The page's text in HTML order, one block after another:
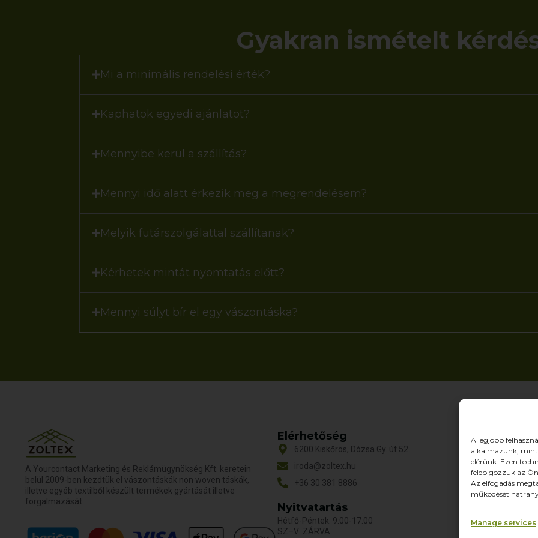
A legjobb
alkalmazunk, mint
elérünk. Ezen
feldolgozzuk az
Az elfogadás
működését
Manage services
Gyakran ismételt
Mi a minimális rendelési érték?
Kaphatok egyedi ajánlatot?
Mennyibe kerül a szállítás?
Mennyi idő alatt érkezik meg a megrendelésem?
Melyik futárszolgálattal szállítanak?
Kérhetek mintát nyomtatás előtt?
Mennyi súlyt bír el egy vászontáska?
A Yourcontact Marketing és Reklámügynökség Kft. keretein
belül 2009-ben kezdtük el vászontáskák non woven táskák,
illetve egyéb textilből készült termékek gyártását illetve
forgalmazását.
Elérhetőség
6200 Kiskőrös, Dózsa Gy. út 52.
iroda@zoltex.hu
+36 30 381 8886
Nyitvatartás
Hétfő-Péntek: 9:00-17:00
SZ–V: ZÁRVA